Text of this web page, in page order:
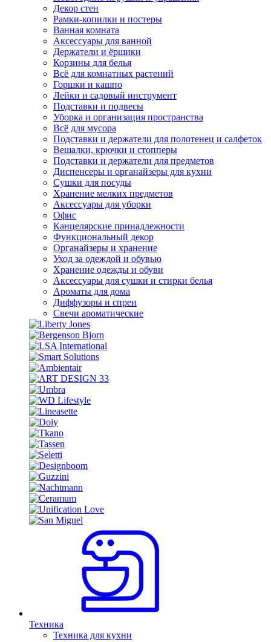
Декор стен
Рамки-копилки и постеры
Ванная комната
Аксессуары для ванной
Держатели и ёршики
Корзины для белья
Всё для комнатных растений
Горшки и кашпо
Лейки и садовый инструмент
Подставки и подвесы
Уборка и организация пространства
Всё для мусора
Подставки и держатели для полотенец и салфеток
Вешалки, крючки и стопперы
Подставки и держатели для предметов
Диспенсеры и органайзеры для кухни
Сушки для посуды
Хранение мелких предметов
Аксессуары для уборки
Офис
Канцелярские принадлежности
Функциональный декор
Органайзеры и хранение
Уход за одеждой и обувью
Хранение одежды и обуви
Аксессуары для сушки и стирки белья
Ароматы для дома
Диффузоры и спреи
Свечи ароматические
Техника
Техника для кухни